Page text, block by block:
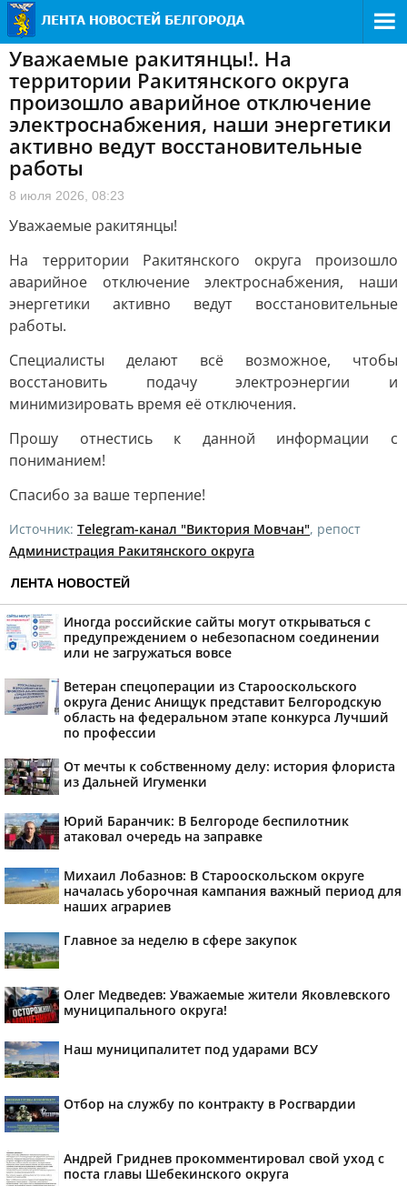
Уважаемые ракитянцы!. На
территории Ракитянского округа
произошло аварийное отключение
электроснабжения, наши энергетики
активно ведут восстановительные
работы
8 июля 2026, 08:23
Уважаемые ракитянцы!
На территории Ракитянского округа произошло
аварийное отключение электроснабжения, наши
энергетики активно ведут восстановительные
работы.
Специалисты делают всё возможное, чтобы
восстановить подачу электроэнергии и
минимизировать время её отключения.
Прошу отнестись к данной информации с
пониманием!
Спасибо за ваше терпение!
Источник: Telegram-канал "Виктория Мовчан", репост
Администрация Ракитянского округа
ЛЕНТА НОВОСТЕЙ
Иногда российские сайты могут открываться с
предупреждением о небезопасном соединении
или не загружаться вовсе
Ветеран спецоперации из Старооскольского
округа Денис Анищук представит Белгородскую
область на федеральном этапе конкурса Лучший
по профессии
От мечты к собственному делу: история флориста
из Дальней Игуменки
Юрий Баранчик: В Белгороде беспилотник
атаковал очередь на заправке
Михаил Лобазнов: В Старооскольском округе
началась уборочная кампания важный период для
наших аграриев
Главное за неделю в сфере закупок
Олег Медведев: Уважаемые жители Яковлевского
муниципального округа!
Наш муниципалитет под ударами ВСУ
Отбор на службу по контракту в Росгвардии
Андрей Гриднев прокомментировал свой уход с
поста главы Шебекинского округа